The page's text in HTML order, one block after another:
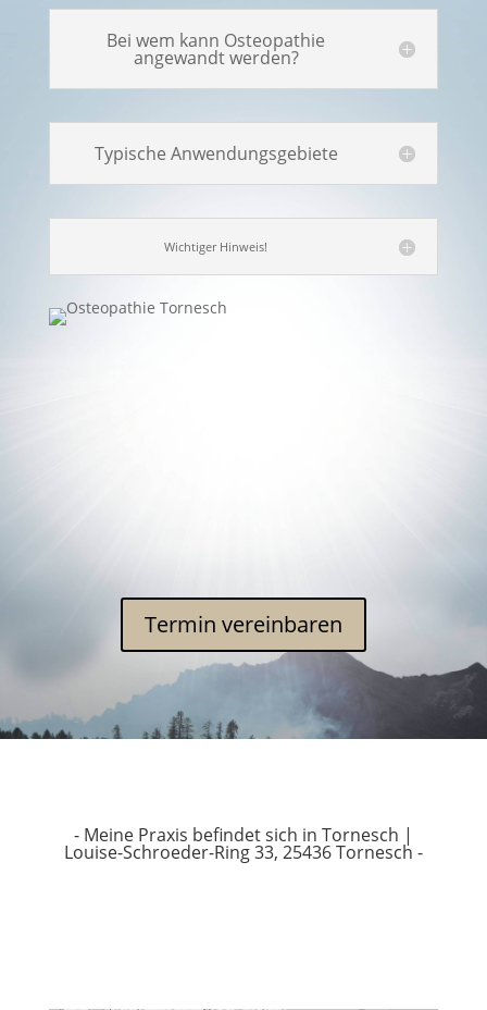
Bei wem kann Osteopathie
angewandt werden?
Typische Anwendungsgebiete
Wichtiger Hinweis!
Ter­min vereinbaren
- Meine Praxis befindet sich in Tornesch |
Louise-Schroeder-Ring 33, 25436 Tornesch -